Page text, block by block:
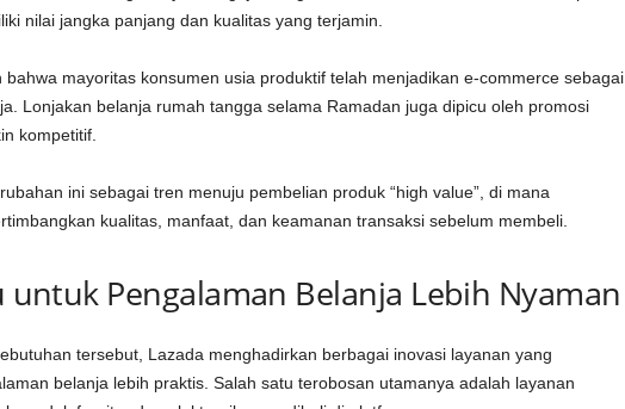
nilai jangka panjang dan kualitas yang terjamin.
bahwa mayoritas konsumen usia produktif telah menjadikan e-commerce sebagai
Lonjakan belanja rumah tangga selama Ramadan juga dipicu oleh promosi
kompetitif.
ini sebagai tren menuju pembelian produk “high value”, di mana
kualitas, manfaat, dan keamanan transaksi sebelum membeli.
untuk Pengalaman Belanja Lebih Nyaman
tersebut, Lazada menghadirkan berbagai inovasi layanan yang
belanja lebih praktis. Salah satu terobosan utamanya adalah layanan